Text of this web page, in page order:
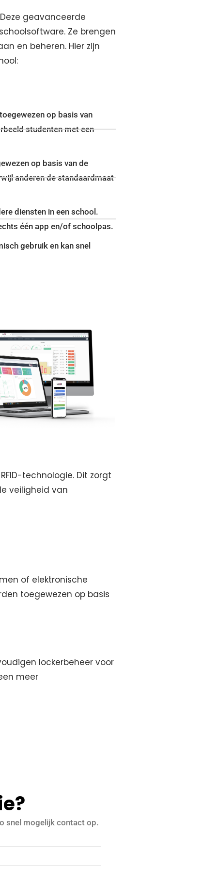
geavanceerde
Ze brengen
en beheren. Hier zijn
op basis van
studenten met een
op basis van de
anderen de standaardmaat
diensten in een school.
één app en/of schoolpas.
gebruik en kan snel
technologie. Dit zorgt
veiligheid van
of elektronische
toegewezen op basis
lockerbeheer voor
meer
snel mogelijk contact op.